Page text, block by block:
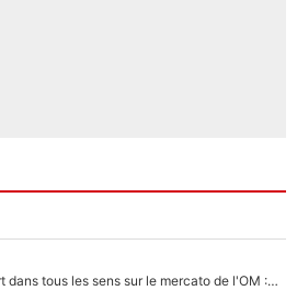
Medina, Rulli, Paixao... ça part dans tous les sens sur le mercato de l'OM : Frank McCourt va enfin récupérer l'argent qu'il attend ?